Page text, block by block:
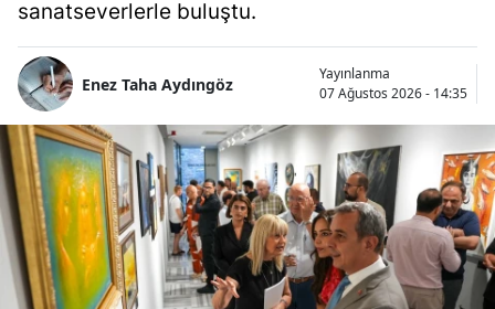
sanatseverlerle buluştu.
Enez Taha Aydıngöz
Yayınlanma
07 Ağustos 2026 - 14:35